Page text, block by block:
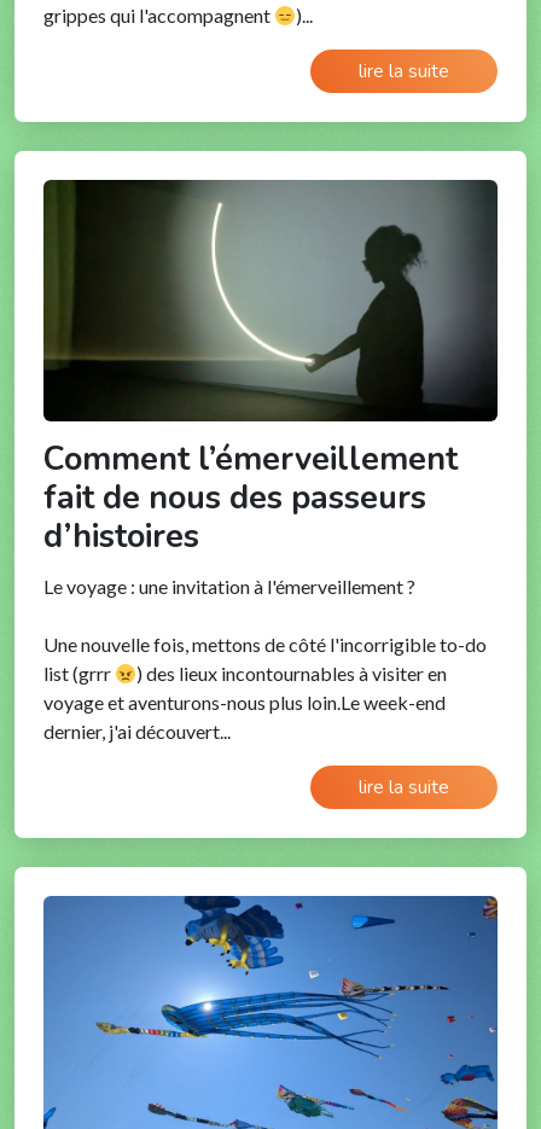
grippes qui l'accompagnent
)...
lire la suite
Comment l’émerveillement
fait de nous des passeurs
d’histoires
Le voyage : une invitation à l'émerveillement ?
Une nouvelle fois, mettons de côté l'incorrigible to-do
list (grrr
) des lieux incontournables à visiter en
voyage et aventurons-nous plus loin.Le week-end
dernier, j'ai découvert...
lire la suite